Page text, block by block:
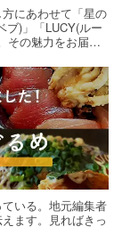
にあわせて「星の
ブ)」「LUCY(ルー
その魅力をお届け
いる。地元編集者
ます。見ればきっ